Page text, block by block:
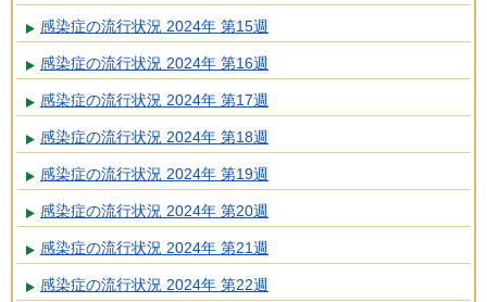
感染症の流行状況 2024年 第15週
感染症の流行状況 2024年 第16週
感染症の流行状況 2024年 第17週
感染症の流行状況 2024年 第18週
感染症の流行状況 2024年 第19週
感染症の流行状況 2024年 第20週
感染症の流行状況 2024年 第21週
感染症の流行状況 2024年 第22週